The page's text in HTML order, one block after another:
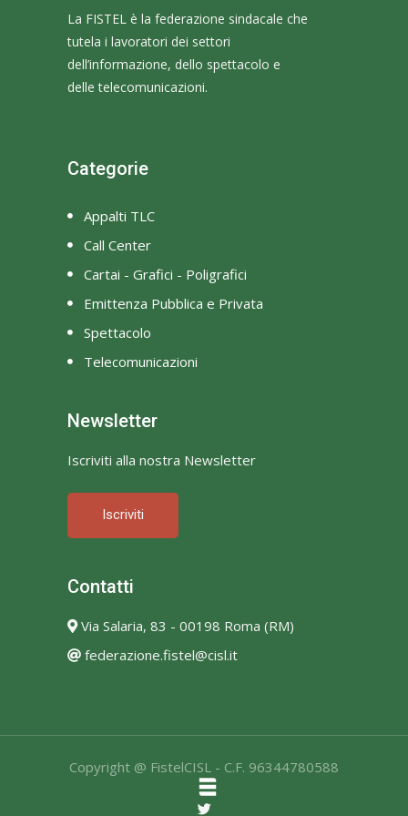
La FISTEL è la federazione sindacale che
tutela i lavoratori dei settori
dell’informazione, dello spettacolo e
delle telecomunicazioni.
Categorie
Appalti TLC
Call Center
Cartai - Grafici - Poligrafici
Emittenza Pubblica e Privata
Spettacolo
Telecomunicazioni
Newsletter
Iscriviti alla nostra Newsletter
Iscriviti
Contatti
Via Salaria, 83 - 00198 Roma (RM)
federazione.fistel@cisl.it
Copyright @ FistelCISL - C.F. 96344780588